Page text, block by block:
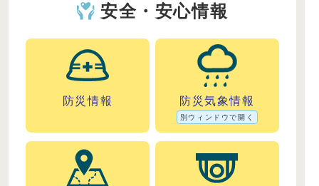
安全・安心情報
防災情報 防災気象情報
別ウィンドウで開く